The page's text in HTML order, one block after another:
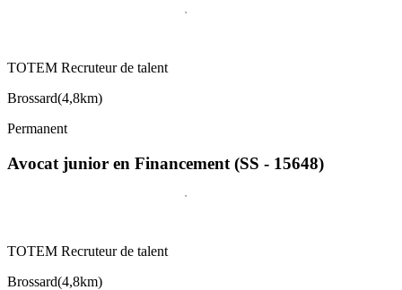
TOTEM Recruteur de talent
Brossard(4,8km)
Permanent
Avocat junior en Financement (SS - 15648)
TOTEM Recruteur de talent
Brossard(4,8km)